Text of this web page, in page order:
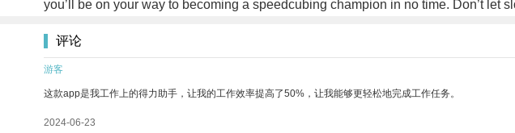
you’ll be on your way to becoming a speedcubing champion in no time. Don’t
评论
游客
这款app是我工作上的得力助手，让我的工作效率提高了50%，让我能够更轻松地完成工作任务。
2024-06-23